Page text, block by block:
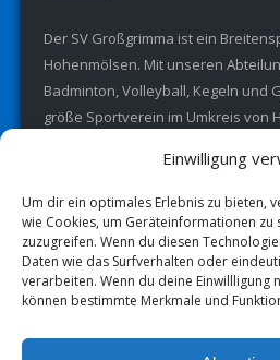
Einwilligung
Um dir ein optimales Erlebnis zu bieten,
wie Cookies, um Geräteinformationen
zuzugreifen. Wenn du diesen
Daten wie das Surfverhalten oder
verarbeiten. Wenn du deine Einwillligung
können bestimmte Merkmale und
Der SV Großgrimma ist ein
Hohenmölsen. Mit unseren
Badminton, Volleyball, Kegeln und
größe Sportverein im Umkreis von